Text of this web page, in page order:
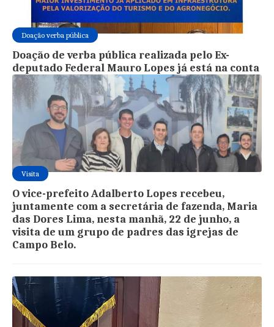
Doação verba pública
Doação de verba pública realizada pelo Ex-
deputado Federal Mauro Lopes já está na conta
Visita
O vice-prefeito Adalberto Lopes recebeu,
juntamente com a secretária de fazenda, Maria
das Dores Lima, nesta manhã, 22 de junho, a
visita de um grupo de padres das igrejas de
Campo Belo.